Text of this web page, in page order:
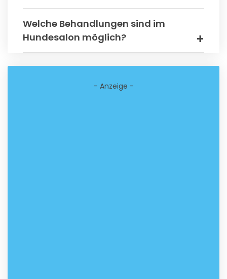
Welche Behandlungen sind im
Hundesalon möglich?
- Anzeige -